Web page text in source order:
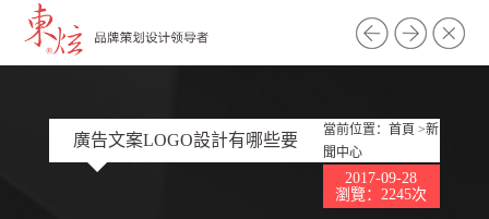
廣告文案LOGO設計有哪些要
當前位置： 首頁 >新
聞中心
2017-09-28
瀏覽：2245次